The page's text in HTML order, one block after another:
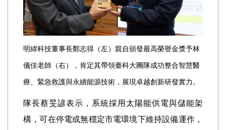
明緯科技董事長鄭志得（左）親自頒發最高榮譽金獎予林
儀佳老師（右），肯定其帶領臺科大團隊成功整合智慧醫
療、緊急救護與永續能源技術，展現卓越創新研發實力。
隊長蔡旻諺表示，系統採用太陽能供電與儲能架
構，可在停電或無穩定市電環境下維持設備運作，